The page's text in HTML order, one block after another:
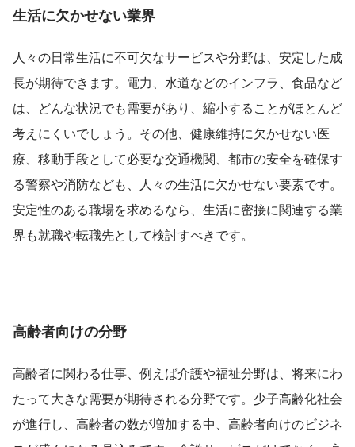
生活に欠かせない業界
人々の日常生活に不可欠なサービスや分野は、安定した成
長が期待できます。電力、水道などのインフラ、食品など
は、どんな状況でも需要があり、縮小することがほとんど
考えにくいでしょう。その他、健康維持に欠かせない医
療、移動手段として必要な交通機関、都市の安全を確保す
る警察や消防なども、人々の生活に欠かせない要素です。
安定性のある職場を求めるなら、生活に密接に関連する業
界も就職や転職先として検討すべきです。
高齢者向けの分野
高齢者に関わる仕事、例えば介護や福祉分野は、将来にわ
たって大きな需要が期待される分野です。少子高齢化社会
が進行し、高齢者の数が増加する中、高齢者向けのビジネ